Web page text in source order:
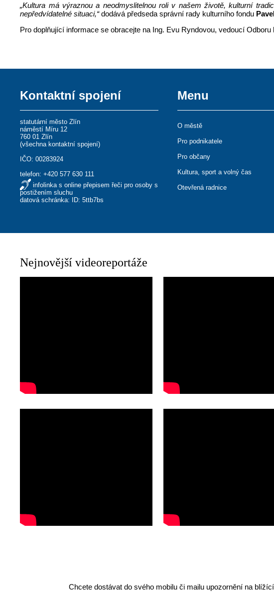
„Kultura má výraznou a neodmyslitelnou roli v našem životě, kulturní
nepředvídatelné situaci,“dodává předseda správní rady kulturního fondu
Pro doplňující informace se obracejte na Ing. Evu Ryndovou, vedoucí
Kontaktní spojení
statutární město Zlín
náměstí Míru 12
760 01 Zlín
(všechna kontaktní spojení)
IČO: 00283924
telefon:+420 577 630 111
infolinka s online přepisem řeči pro osoby s
postižením sluchu
datová schránka: ID: 5ttb7bs
Menu
O městě
Pro podnikatele
Pro občany
Kultura, sport a volný čas
Otevřená radnice
Nejnovější videoreportáže
Chcete dostávat do svého mobilu či mailu upozornění na